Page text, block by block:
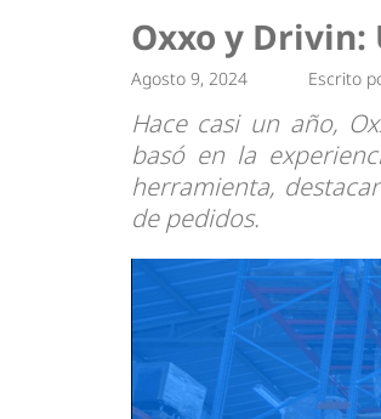
EstrategiasOxxo y Drivin:
Agosto 9, 2024 Escrito
Hace casi un año,
basó en la
herramienta,
de pedidos.